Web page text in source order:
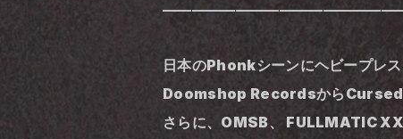
日本のPhonkシーンにヘビープレ
Doomshop RecordsからCursed
さらに、OMSB、 FULLMATIC XX